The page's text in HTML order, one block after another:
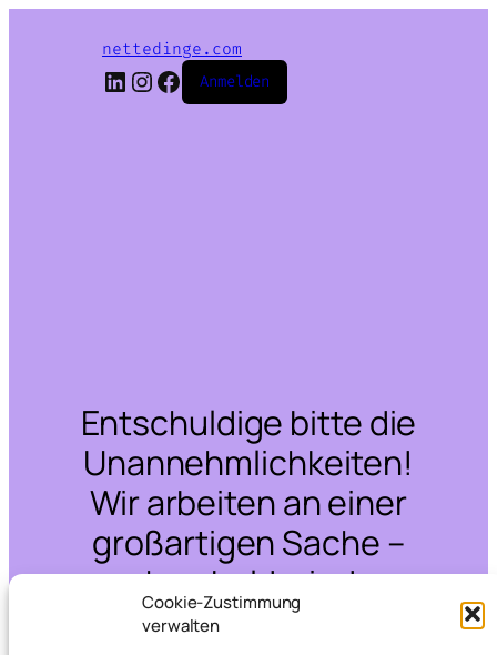
Cookie-Zustimmung
verwalten
nettedinge.com
LinkedIn
Instagram
Facebook
Anmelden
Entschuldige bitte die
Unannehmlichkeiten!
Wir arbeiten an einer
großartigen Sache –
schau bald wieder
vorbei!